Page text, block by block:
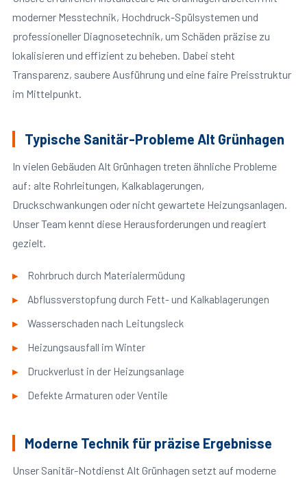
moderner Messtechnik, Hochdruck-Spülsystemen und
professioneller Diagnosetechnik, um Schäden präzise zu
lokalisieren und effizient zu beheben. Dabei steht
Transparenz, saubere Ausführung und eine faire Preisstruktur
im Mittelpunkt.
Typische Sanitär-Probleme Alt Grünhagen
In vielen Gebäuden Alt Grünhagen treten ähnliche Probleme
auf: alte Rohrleitungen, Kalkablagerungen,
Druckschwankungen oder nicht gewartete Heizungsanlagen.
Unser Team kennt diese Herausforderungen und reagiert
gezielt.
Rohrbruch durch Materialermüdung
Abflussverstopfung durch Fett- und Kalkablagerungen
Wasserschaden nach Leitungsleck
Heizungsausfall im Winter
Druckverlust in der Heizungsanlage
Defekte Armaturen oder Ventile
Moderne Technik für präzise Ergebnisse
Unser Sanitär-Notdienst Alt Grünhagen setzt auf moderne